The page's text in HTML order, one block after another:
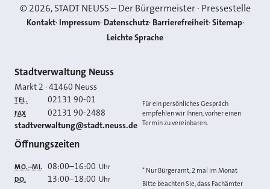
©2026, STADT NEUSS – Der Bürgermeister · Pressestelle
Kontakt Impressum Datenschutz Barrierefreiheit Sitemap
Leichte Sprache
Kontakt
Stadtverwaltung Neuss
Markt 2 ·41460 Neuss
TEL. 02131 90-01
FAX 02131 90-2488
E-MAIL
stadtverwaltung@stadt.neuss.de
Für ein persönliches Gespräch
empfehlen wir Ihnen, vorher einen
Termin zu vereinbaren.
Öffnungszeiten
MO.–MI. 08:00–16:00 Uhr
DO. 13:00–18:00 Uhr
* Nur Bürgeramt, 2 mal im Monat
Bitte beachten Sie, dass Fachämter